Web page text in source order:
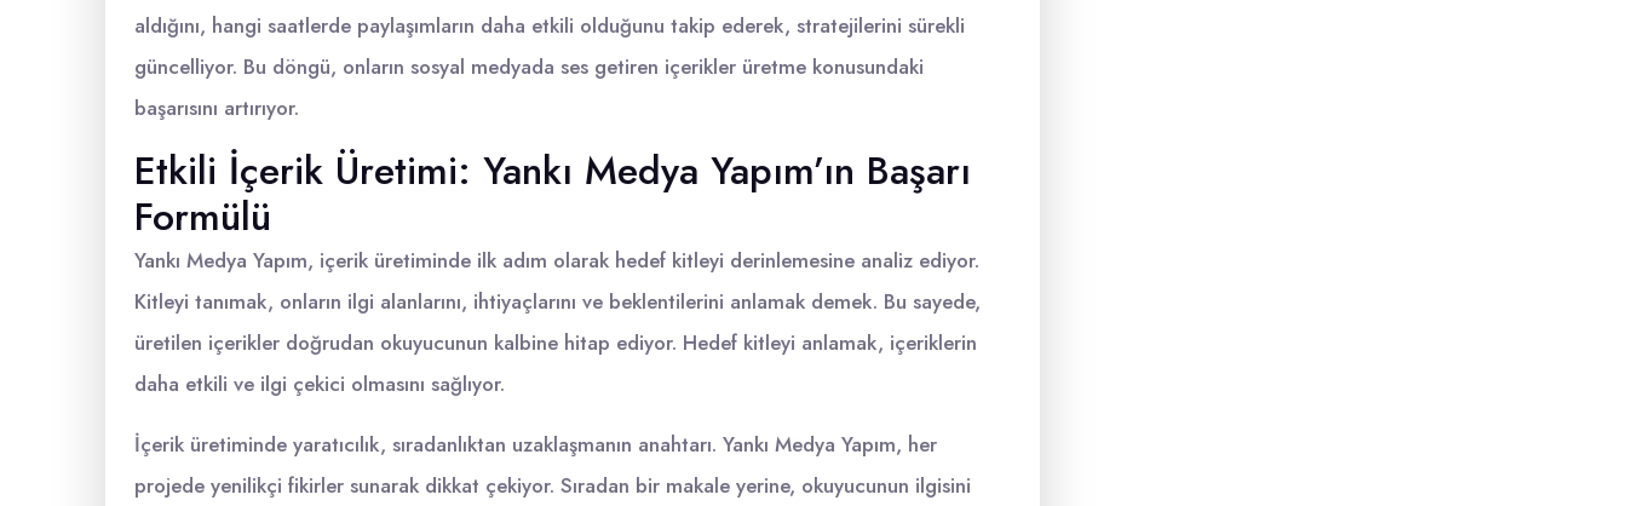
aldığını, hangi saatlerde paylaşımların daha etkili olduğunu takip ederek, stratejilerini sürekli
güncelliyor. Bu döngü, onların sosyal medyada ses getiren içerikler üretme konusundaki
başarısını artırıyor.
Etkili İçerik Üretimi: Yankı Medya Yapım’ın Başarı
Formülü
Yankı Medya Yapım, içerik üretiminde ilk adım olarak hedef kitleyi derinlemesine analiz ediyor.
Kitleyi tanımak, onların ilgi alanlarını, ihtiyaçlarını ve beklentilerini anlamak demek. Bu sayede,
üretilen içerikler doğrudan okuyucunun kalbine hitap ediyor. Hedef kitleyi anlamak, içeriklerin
daha etkili ve ilgi çekici olmasını sağlıyor.
İçerik üretiminde yaratıcılık, sıradanlıktan uzaklaşmanın anahtarı. Yankı Medya Yapım, her
projede yenilikçi fikirler sunarak dikkat çekiyor. Sıradan bir makale yerine, okuyucunun ilgisini